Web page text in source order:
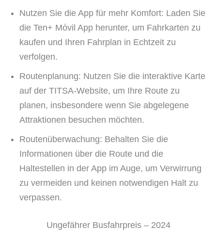
Nutzen Sie die App für mehr Komfort: Laden Sie
die Ten+ Móvil App herunter, um Fahrkarten zu
kaufen und Ihren Fahrplan in Echtzeit zu
verfolgen.
Routenplanung: Nutzen Sie die interaktive Karte
auf der TITSA-Website, um Ihre Route zu
planen, insbesondere wenn Sie abgelegene
Attraktionen besuchen möchten.
Routenüberwachung: Behalten Sie die
Informationen über die Route und die
Haltestellen in der App im Auge, um Verwirrung
zu vermeiden und keinen notwendigen Halt zu
verpassen.
Ungefährer Busfahrpreis – 2024